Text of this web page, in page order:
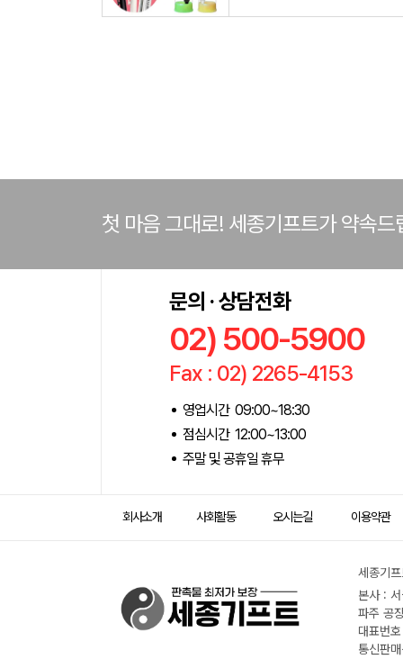
첫 마음 그대로! 세종기프트가 약속드
문의 · 상담전화
02) 500-5900
Fax : 02) 2265-4153
영업시간 09:00~18:30
점심시간 12:00~13:00
주말 및 공휴일 휴무
회사소개 사회활동 오시는길 이용약관
세종기
본사 :
파주 공
대표번
통신판